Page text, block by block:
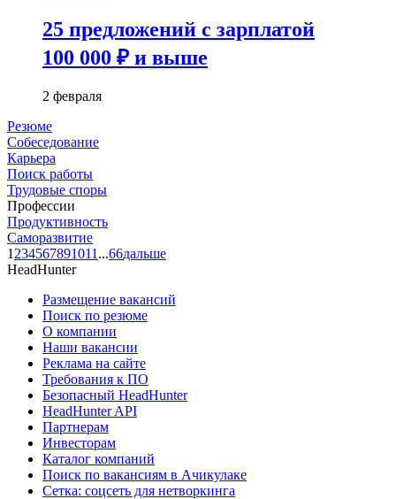
25 предложений с зарплатой
100 000 ₽ и выше
2 февраля
Резюме
Собеседование
Карьера
Поиск работы
Трудовые споры
Профессии
Продуктивность
Саморазвитие
1 234567891011 ...66дальше
HeadHunter
Размещение вакансий
Поиск по резюме
О компании
Наши вакансии
Реклама на сайте
Требования к ПО
Безопасный HeadHunter
HeadHunter API
Партнерам
Инвесторам
Каталог компаний
Поиск по вакансиям в Ачикулаке
Сетка: соцсеть для нетворкинга